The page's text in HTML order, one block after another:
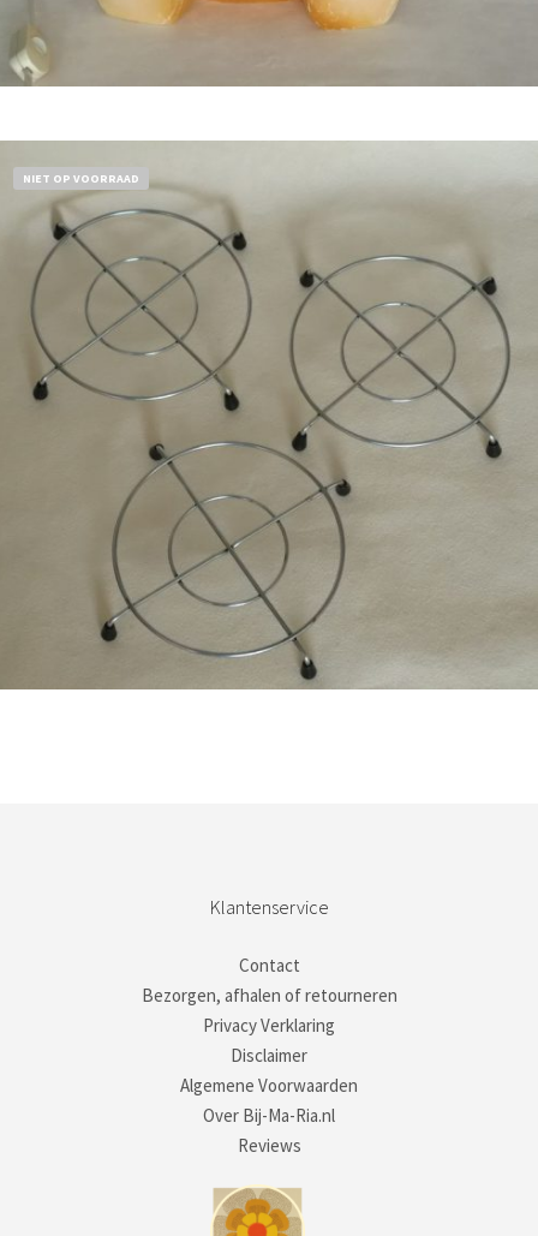
NIET OP VOORRAAD
€11,50
Klantenservice
Contact
Bezorgen, afhalen of retourneren
Privacy Verklaring
Disclaimer
Algemene Voorwaarden
Over Bij-Ma-Ria.nl
Reviews